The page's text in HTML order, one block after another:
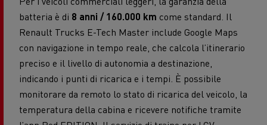
batteria è di 8 anni / 160.000 km come standard. Il
Renault Trucks E-Tech Master include Google Maps
con navigazione in tempo reale, che calcola l’itinerario
preciso e il livello di autonomia a destinazione,
indicando i punti di ricarica e i tempi. È possibile
monitorare da remoto lo stato di ricarica del veicolo, la
temperatura della cabina e ricevere notifiche tramite